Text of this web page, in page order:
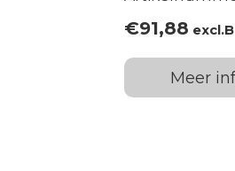
€91,88
Meer